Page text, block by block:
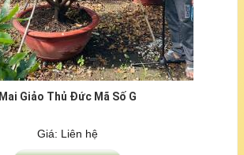
Mai Giảo Thủ Đức Mã Số G
Giá: Liên hệ